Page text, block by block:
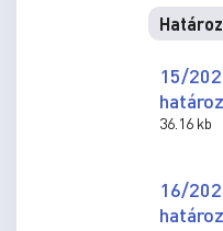
15/
36.16 kb
16/